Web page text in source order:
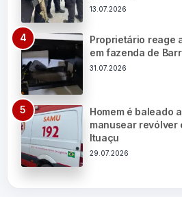
13.07.2026
Proprietário reage
em fazenda de
31.07.2026
Homem é baleado
manusear revólver
Ituaçu
29.07.2026